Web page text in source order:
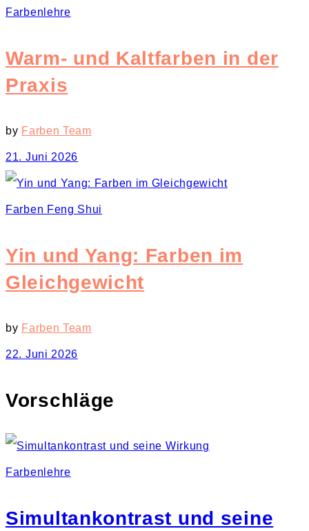
Farbenlehre
Warm- und Kaltfarben in der
Praxis
by Farben Team
21. Juni 2026
Farben Feng Shui
Yin und Yang: Farben im
Gleichgewicht
by Farben Team
22. Juni 2026
Vorschläge
Farbenlehre
Simultankontrast und seine